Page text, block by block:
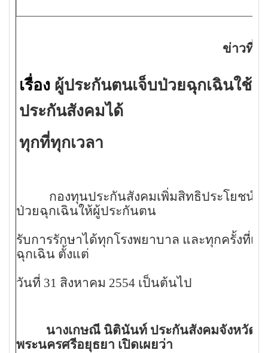
ข่าวที่
เรื่อง ผู้ประกันตนเจ็บป่วยฉุกเฉินใช้สิ
ประกันสังคมได้
ทุกที่ทุกเวลา
กองทุนประกันสังคมเพิ่มสิทธิประโยชน์ก
ป่วยฉุกเฉินให้ผู้ประกันตน
รับการรักษาได้ทุกโรงพยาบาล และทุกครั้งที่เจ็
ฉุกเฉิน ตั้งแต่
วันที่ 31 สิงหาคม 2554 เป็นต้นไป
นางเกษณี นิตินันท์ ประกันสังคมจังหวัด
พระนครศรีอยุธยา เปิดเผยว่า